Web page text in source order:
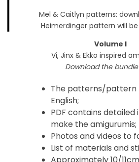
Mel & Caitlyn patterns:
Heimerdinger pattern will
Volume I
Vi, Jinx & Ekko inspired
Download the
The patterns/pattern
English;
PDF contains
make the amigurumis;
Photos and videos to
List of materials and
Approximately 10/